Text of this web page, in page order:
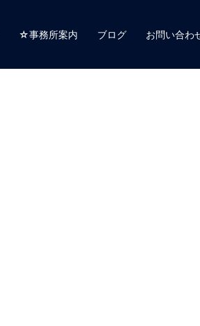
☆事務所案内 ブログ お問い合わ